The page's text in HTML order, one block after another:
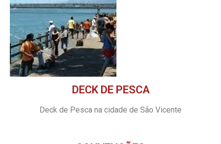
DECK DE PESCA
Deck de Pesca na cidade de São Vicente